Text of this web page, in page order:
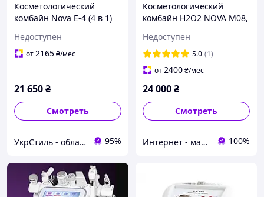
Косметологический
комбайн Nova E-4 (4 в 1)
Недоступен
от2165₴/мес
21 650₴
Смотреть
УкрСтиль - обладнання для салонів краси 95%
Косметологический
комбайн Н2О2 NOVA М08,
инжектором EMS RF,
новая модель
Недоступен
5.0 (1)
от2400₴/мес
24 000₴
Смотреть
Интернет - магазин "SUPER LADY" Косметологические аппараты и средства омоложения 100%